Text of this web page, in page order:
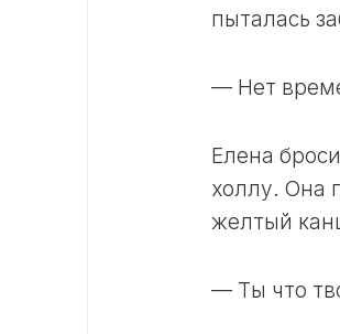
пыталась
— Нет
Елена
холлу. Она
желтый
— Ты что